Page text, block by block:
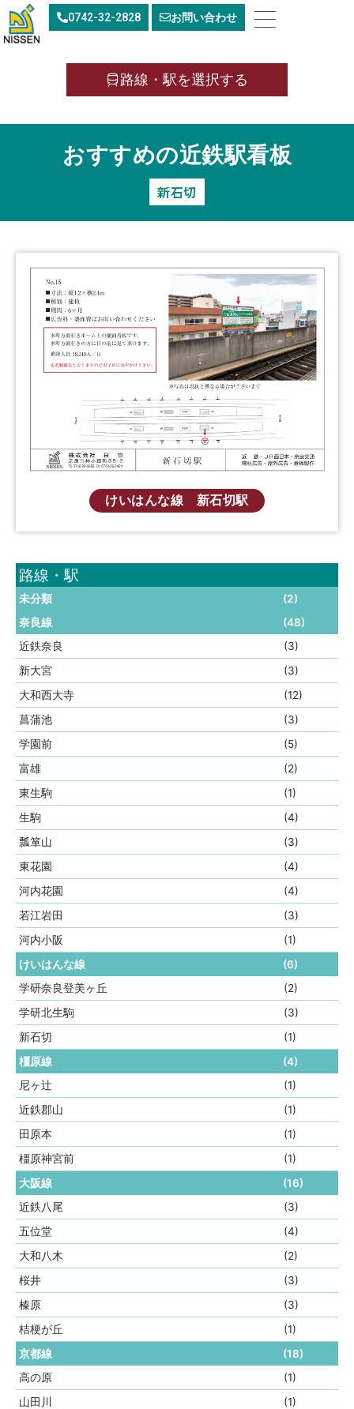
内
容
を
0742-32-2828 お問い合わせ
路線・駅を選択する
おすすめの近鉄駅看板
新石切
けいはんな線 新石切駅
路線・駅
未分類
(2)
奈良線
(48)
近鉄奈良
(3)
新大宮
(3)
大和西大寺
(12)
菖蒲池
(3)
学園前
(5)
富雄
(2)
東生駒
(1)
生駒
(4)
瓢箪山
(3)
東花園
(4)
河内花園
(4)
若江岩田
(3)
河内小阪
(1)
けいはんな線
(6)
学研奈良登美ヶ丘
(2)
学研北生駒
(3)
新石切
(1)
橿原線
(4)
尼ヶ辻
(1)
近鉄郡山
(1)
田原本
(1)
橿原神宮前
(1)
大阪線
(16)
近鉄八尾
(3)
五位堂
(4)
大和八木
(2)
桜井
(3)
榛原
(3)
桔梗が丘
(1)
京都線
(18)
高の原
(1)
山田川
(1)